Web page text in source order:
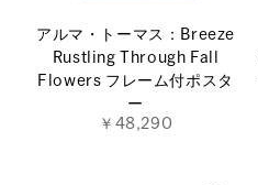
アルマ・トーマス：Breeze
Rustling Through Fall
Flowers フレーム付ポスタ
ー
￥48,290